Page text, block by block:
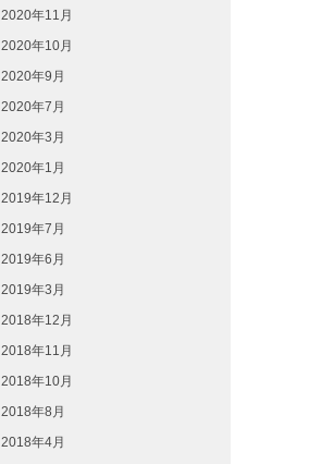
2020年11月
2020年10月
2020年9月
2020年7月
2020年3月
2020年1月
2019年12月
2019年7月
2019年6月
2019年3月
2018年12月
2018年11月
2018年10月
2018年8月
2018年4月